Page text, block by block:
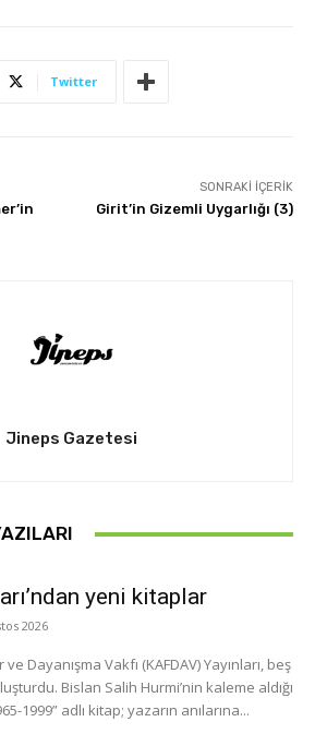
Twitter
SONRAKI İÇERIK
Girit’in Gizemli Uygarlığı (3)
Jineps Gazetesi
yeni kitaplar
2026
Dayanışma Vakfı (KAFDAV) Yayınları, beş
Bislan Salih Hurmi’nin kaleme aldığı
1999” adlı kitap; yazarın anılarına...